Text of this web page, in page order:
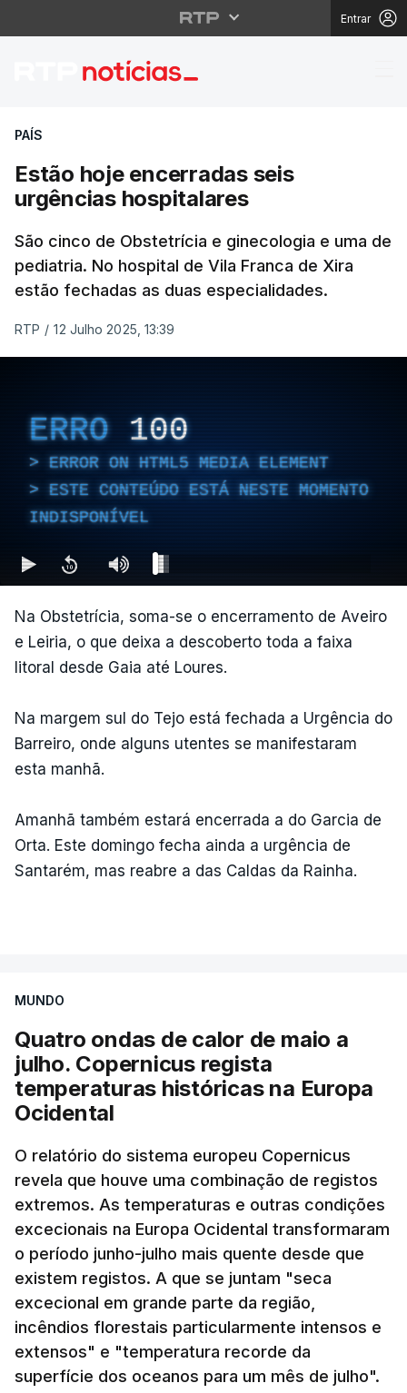
Entrar
Estão hoje
PAÍS
Estão hoje encerradas seis
urgências hospitalares
São cinco de Obstetrícia e ginecologia e uma de
pediatria. No hospital de Vila Franca de Xira
estão fechadas as duas especialidades.
RTP / 12 Julho 2025, 13:39
ERRO 100
ERROR ON HTML5 MEDIA ELEMENT
ESTE CONTEÚDO ESTÁ NESTE MOMENTO
INDISPONÍVEL
Na Obstetrícia, soma-se o encerramento de Aveiro
e Leiria, o que deixa a descoberto toda a faixa
litoral desde Gaia até Loures.
Na margem sul do Tejo está fechada a Urgência do
Barreiro, onde alguns utentes se manifestaram
esta manhã.
Amanhã também estará encerrada a do Garcia de
Orta. Este domingo fecha ainda a urgência de
Santarém, mas reabre a das Caldas da Rainha.
MUNDO
Quatro ondas de calor de maio a
julho. Copernicus regista
temperaturas históricas na Europa
Ocidental
O relatório do sistema europeu Copernicus
revela que houve uma combinação de registos
extremos. As temperaturas e outras condições
excecionais na Europa Ocidental transformaram
o período junho-julho mais quente desde que
existem registos. A que se juntam "seca
excecional em grande parte da região,
incêndios florestais particularmente intensos e
extensos" e "temperatura recorde da
superfície dos oceanos para um mês de julho".